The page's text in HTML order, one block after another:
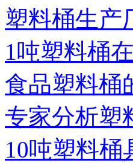
塑料桶生产
1吨塑料桶
食品塑料桶
专家分析塑
10吨塑料桶